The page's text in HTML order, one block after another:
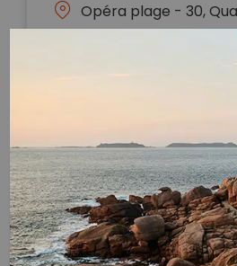
Opéra plage - 30,
0663938841
Évènement proposé par :
Agirrr